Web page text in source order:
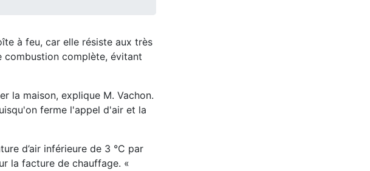
à feu, car elle résiste aux très
combustion complète, évitant
la maison, explique M. Vachon.
ferme l'appel d'air et la
d’air inférieure de 3 °C par
la facture de chauffage. «